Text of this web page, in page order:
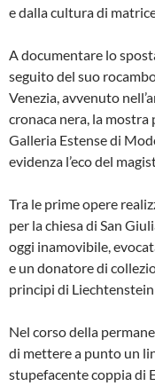
e dalla cultura di
A documentare lo
seguito del suo
Venezia, avvenuto
cronaca nera, la
Galleria Estense di
evidenza l’eco del
Tra le prime opere
per la chiesa di San
oggi inamovibile,
e un donatore di
principi di
Nel corso della
di mettere a punto un
stupefacente coppia di